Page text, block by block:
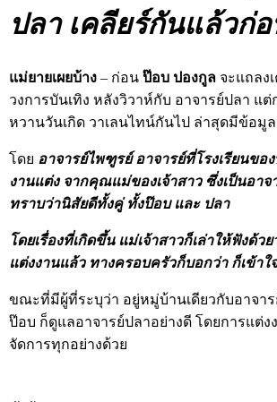
ปลา เคลียร์กันแล้วก่
แม่ยายเผยบ้าง – ก่อน ป๊อบ ปองกูล จะแถลง
วงการบันเทิง หลังวิวาห์กับ อาจารย์ปลา
หวานวันเกิด วาเลนไทน์กันไป ล่าสุดมีข้อมู
โดย อาจารย์ไพฑูรย์ อาจารย์ที่โรงเรียนข
งานแต่ง จากคุณแม่ของเจ้าสาว ซึ่งเป็นอา
ทราบว่านิสัยดีทั้งคู่ ทั้งป๊อบ และ ปลา
โดยเรื่องที่เกิดขึ้น แม่เจ้าสาวก็เล่าให้ฟังด้วย
แต่งงานแล้ว ทางครอบครัวก็บอกว่า ก็เข้า
ขณะที่มีผู้ที่ระบุว่า อยู่หมู่บ้านเดียวกับอาจา
ป๊อบ ก็ดูแลอาจารย์ปลาอย่างดี โดยการแต่ง
จัดการทุกอย่างด้วย